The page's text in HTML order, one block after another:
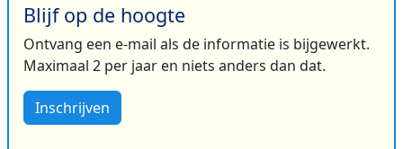
Blijf op de hoogte
Ontvang een e-mail als de informatie is bijgewerkt.
Maximaal 2 per jaar en niets anders dan dat.
Inschrijven